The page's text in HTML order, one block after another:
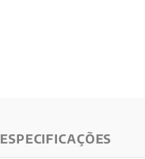
ESPECIFICAÇÕES